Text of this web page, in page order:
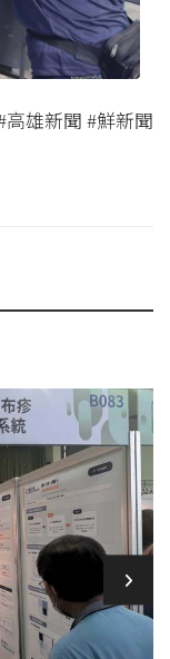
雄新聞 #鮮新聞